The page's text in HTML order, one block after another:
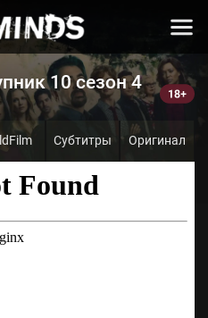
10 сезон 4
Субтитры Оригинал